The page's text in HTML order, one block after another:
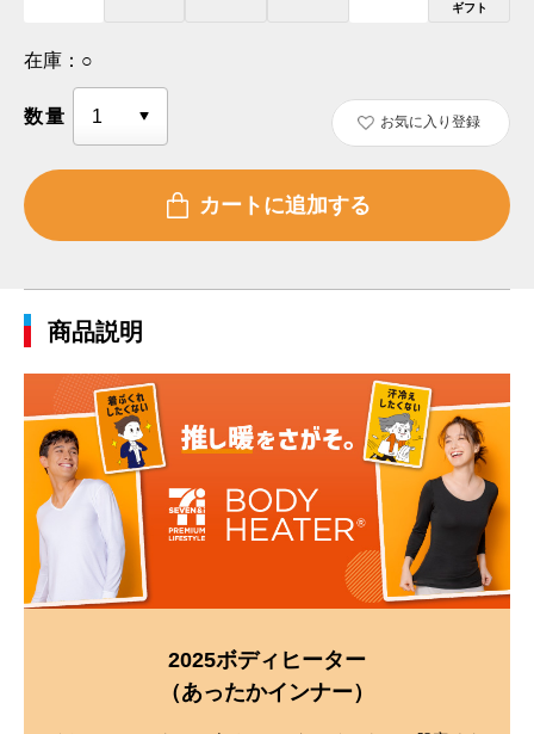
ギフト
在庫： ○
数量 お気に入り登録
商品説明
2025ボディヒーター
（あったかインナー）